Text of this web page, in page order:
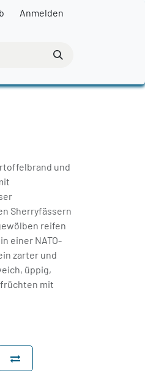
Anmelden
und
Sherryfässern
reifen
einer NATO-
zarter und
üppig,
mit